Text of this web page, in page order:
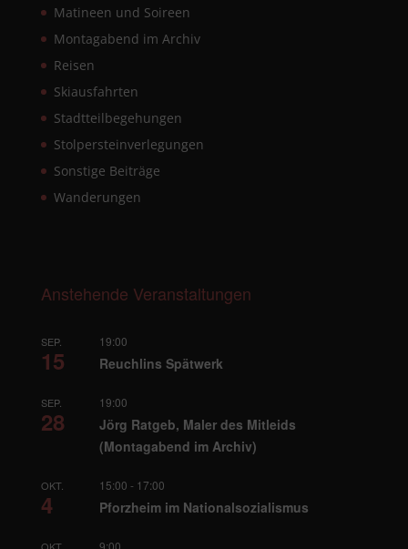
Matineen und Soireen
Montagabend im Archiv
Reisen
Skiausfahrten
Stadtteilbegehungen
Stolpersteinverlegungen
Sonstige Beiträge
Wanderungen
Anstehende Veranstaltungen
SEP.
15
19:00
Reuchlins Spätwerk
SEP.
28
19:00
Jörg Ratgeb, Maler des Mitleids
(Montagabend im Archiv)
OKT.
4
15:00 - 17:00
Pforzheim im Nationalsozialismus